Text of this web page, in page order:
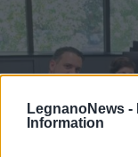
LegnanoNews -
Information